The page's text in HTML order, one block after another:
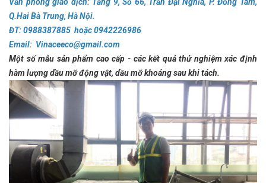
Q.Hai Bà Trung, Hà Nội.
ĐT: 0988387885 hoặc 0942226986
Email: Vinaceeco@gmail.com
Một số mẫu sản phẩm cao cấp - các kết quả thử nghiệm xác định
hàm lượng dầu mỡ động vật, dầu mỡ khoáng sau khi tách.